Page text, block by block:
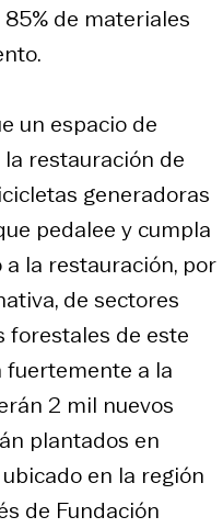
de materiales
un espacio de
restauración de
generadoras
pedalee y cumpla
la restauración, por
de sectores
forestales de este
fuertemente a la
2 mil nuevos
plantados en
en la región
de Fundación